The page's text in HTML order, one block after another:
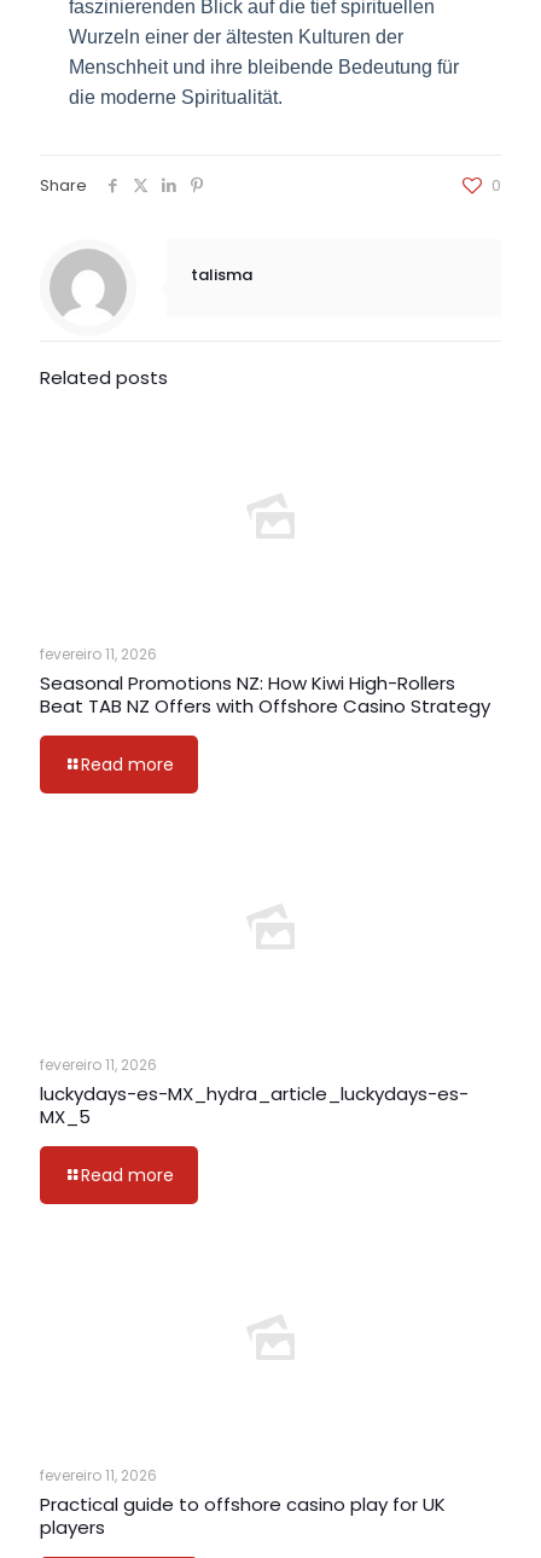
faszinierenden Blick auf die tief spirituellen
Wurzeln einer der ältesten Kulturen der
Menschheit und ihre bleibende Bedeutung für
die moderne Spiritualität.
Share 0
talisma
Related posts
fevereiro 11, 2026
Seasonal Promotions NZ: How Kiwi High-Rollers
Beat TAB NZ Offers with Offshore Casino Strategy
Read more
fevereiro 11, 2026
luckydays-es-MX_hydra_article_luckydays-es-
MX_5
Read more
fevereiro 11, 2026
Practical guide to offshore casino play for UK
players